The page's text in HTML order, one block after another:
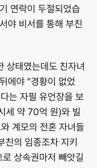
연락이 두절되었습
야 비서를 통해 부친
상태였는데도 친자녀
에야 "경황이 없었
는 자필 유언장을 보
세 약 70억 원)와 빌
계모의 전혼 자녀들
친의 임종조차 지키
상속권마저 빼앗길